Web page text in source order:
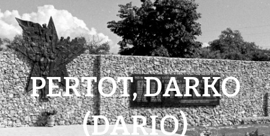
PERTOT, DARKO
(DARIO)